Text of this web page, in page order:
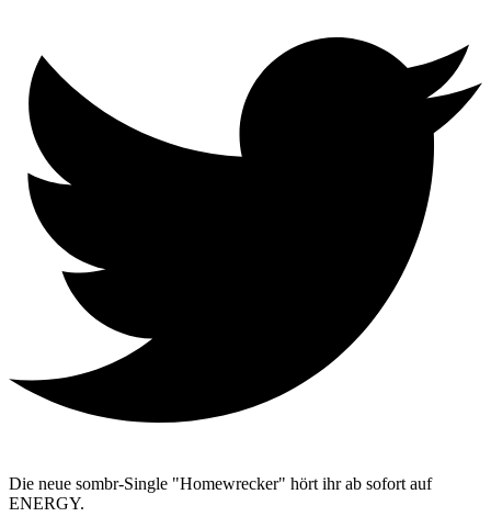
Die neue sombr-Single "Homewrecker" hört ihr ab sofort auf
ENERGY.